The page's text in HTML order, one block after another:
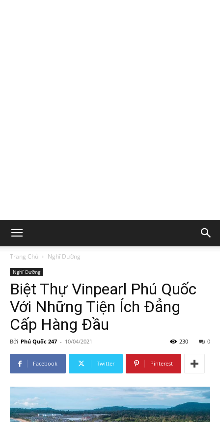
Trang Chủ Nghĩ Dưỡng
Nghĩ Dưỡng
Biệt Thự Vinpearl Phú Quốc
Với Những Tiện Ích Đẳng
Cấp Hàng Đầu
Bởi Phú Quốc 247 - 10/04/2021 0
230
Facebook Twitter Pinterest